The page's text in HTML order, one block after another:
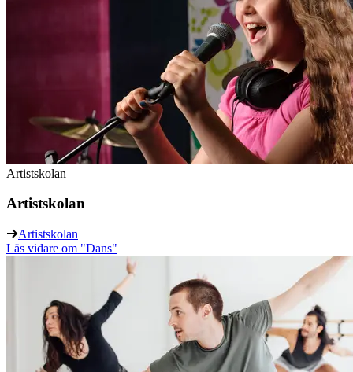
Artistskolan
Artistskolan
Artistskolan
Läs vidare om "Dans"